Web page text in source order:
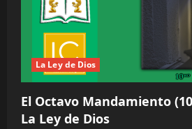
La Ley de Dios
El Octavo Mandamiento
La Ley de Dios